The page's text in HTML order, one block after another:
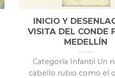
INICIO Y
VISITA DEL CONDE
MEDELLÍN
Categoría Infantil Un
cabello rubio como el